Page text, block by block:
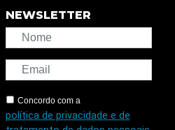
NEWSLETTER
Concordo com a
política de privacidade e de